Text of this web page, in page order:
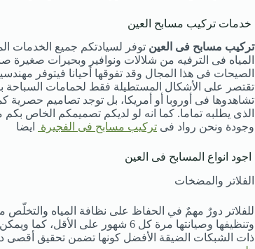
خدمات تركيب مسابح العين
تركيب مسابح فى العين توفر لسيادتكم جميع الخدمات
المياه فى الترفيه من شلالات ونوافير وبحيرات
الصيحات فى هذا المجال وقد تفوقها أحيانا فيتوفر
تقتصر على الأشكال المستطيلة فقط لحمامات السباحة
تشاهدوها فى أوروبا أو أمريكا، بل توجد تصاميم
الذى يطلبه تماما. كما انه لو لديكم تصميمكم الخاص
وجودة ونحن رواد فى تركيب مسابح فى الفجيرة ايضا
اجود انواع المسابح فى العين
الفلاتر والمضخات
للفلاتر دورٌ مهمٌ في الحفاظ على نظافة المياه والتخلّص
وتنظيفها وصيانتها مرة كل 6 شهور
ذات الشبكات الضيقة الأفضل كونها تضمن تحقيق أقصى